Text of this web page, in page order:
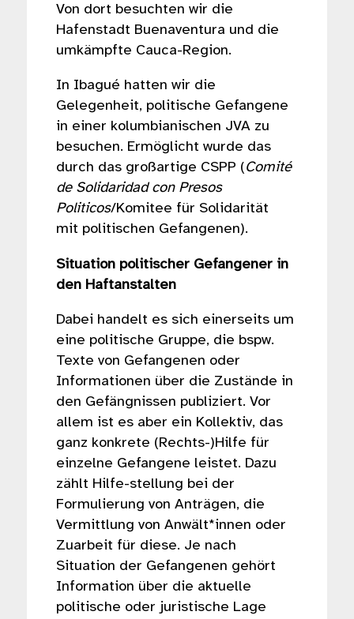
Von dort besuchten wir die
Hafenstadt Buenaventura und die
umkämpfte Cauca-Region.
In Ibagué hatten wir die
Gelegenheit, politische Gefangene
in einer kolumbianischen JVA zu
besuchen. Ermöglicht wurde das
durch das großartige CSPP (Comité
de Solidaridad con Presos
Politicos/Komitee für Solidarität
mit politischen Gefangenen).
Situation politischer Gefangener in
den Haftanstalten
Dabei handelt es sich einerseits um
eine politische Gruppe, die bspw.
Texte von Gefangenen oder
Informationen über die Zustände in
den Gefängnissen publiziert. Vor
allem ist es aber ein Kollektiv, das
ganz konkrete (Rechts-)Hilfe für
einzelne Gefangene leistet. Dazu
zählt Hilfe-stellung bei der
Formulierung von Anträgen, die
Vermittlung von Anwält*innen oder
Zuarbeit für diese. Je nach
Situation der Gefangenen gehört
Information über die aktuelle
politische oder juristische Lage